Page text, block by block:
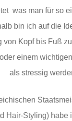
was man für so
bin ich auf die
von Kopf bis Fuß
einem
als stressig
Hair-Styling) habe